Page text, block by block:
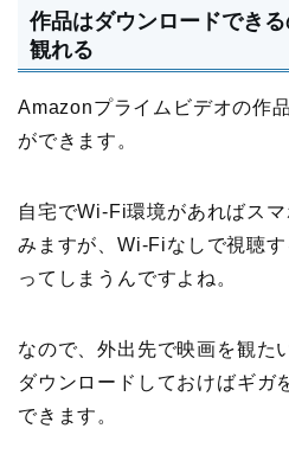
作品はダウンロードでき
観れる
Amazonプライムビデオの作
ができます。
自宅でWi-Fi環境があればス
みますが、Wi-Fiなしで視聴
ってしまうんですよね。
なので、外出先で映画を観た
ダウンロードしておけばギガ
できます。